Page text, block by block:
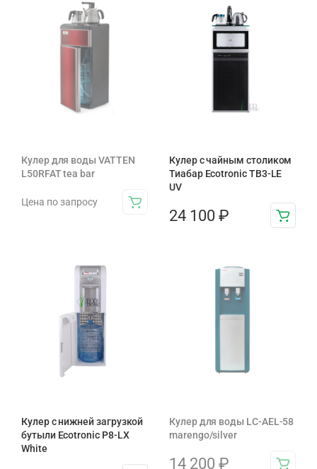
Кулер для воды VATTEN
L50RFAT tea bar
Цена по запросу
Кулер с чайным столиком
Тиабар Ecotronic TB3-LE
UV
24 100 ₽
Кулер с нижней загрузкой
бутыли Ecotronic P8-LX
White
Кулер для воды LC-AEL-58
marengo/silver
14 200 ₽